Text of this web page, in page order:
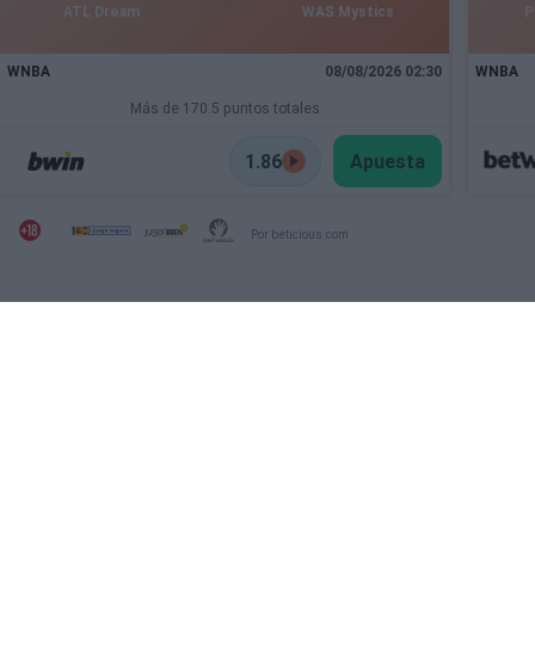
ATL Dream WAS Mystics
WNBA 08/08/2026 02:30
Más de 170.5 puntos totales
1.86 Apuesta
WNBA
Por beticious.com